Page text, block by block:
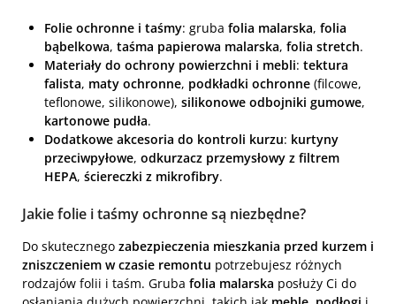
Folie ochronne i taśmy: gruba folia malarska, folia
bąbelkowa, taśma papierowa malarska, folia stretch.
Materiały do ochrony powierzchni i mebli: tektura
falista, maty ochronne, podkładki ochronne (filcowe,
teflonowe, silikonowe), silikonowe odbojniki gumowe,
kartonowe pudła.
Dodatkowe akcesoria do kontroli kurzu: kurtyny
przeciwpyłowe, odkurzacz przemysłowy z filtrem
HEPA, ściereczki z mikrofibry.
Jakie folie i taśmy ochronne są niezbędne?
Do skutecznego zabezpieczenia mieszkania przed kurzem i
zniszczeniem w czasie remontu potrzebujesz różnych
rodzajów folii i taśm. Gruba folia malarska posłuży Ci do